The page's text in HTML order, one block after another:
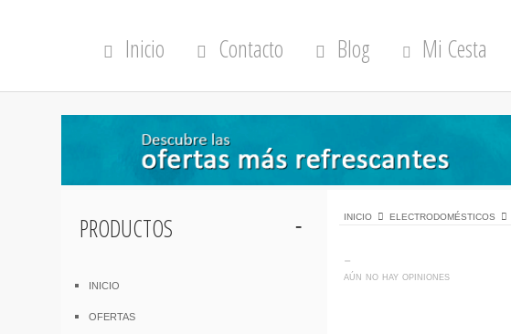
Inicio Contacto Blog Mi Cesta
productos
inicio
ofertas
inicio electrodomésticos
-
aún no hay opiniones